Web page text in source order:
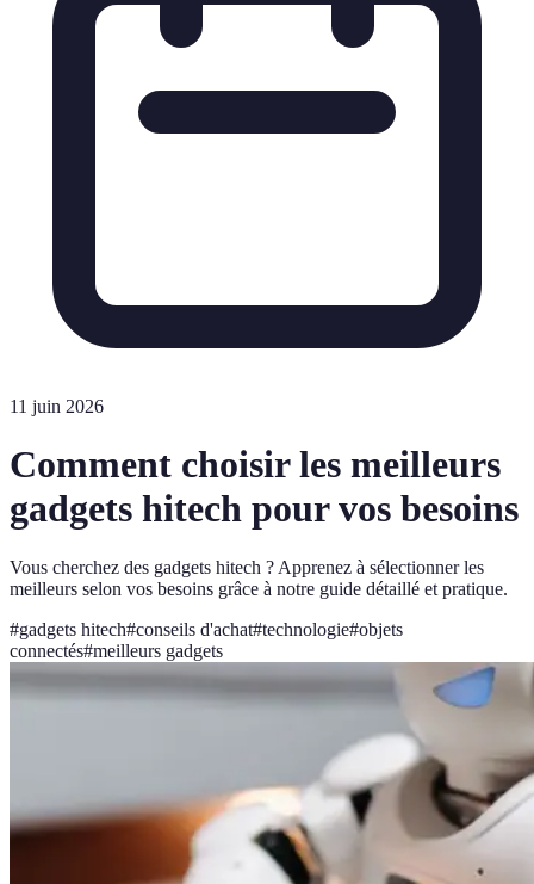
11 juin 2026
Comment choisir les meilleurs
gadgets hitech pour vos besoins
Vous cherchez des gadgets hitech ? Apprenez à sélectionner les
meilleurs selon vos besoins grâce à notre guide détaillé et pratique.
#gadgets hitech#conseils d'achat#technologie#objets
connectés#meilleurs gadgets